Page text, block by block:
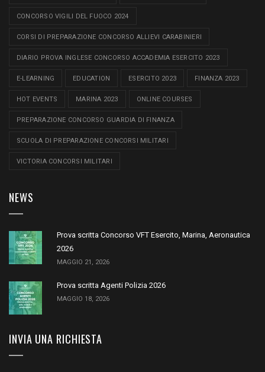
CONCORSO VIGILI DEL FUOCO 2024
CORSI DI PREPARAZIONE CONCORSO ALLIEVI CARABINIERI
DIARIO PROVA INGLESE CONCORSO ACCADEMIA ESERCITO 2023
E-LEARNING EDUCATION ESERCITO 2023 FINANZA 2023
HOT EVENTS MARINA 2023 ONLINE COURSES
PREPARAZIONE CONCORSO GUARDIA DI FINANZA
SCUOLA DI PREPARAZIONE CONCORSI MILITARI
VICTORIA CONCORSI MILITARI
NEWS
Prova scritta Concorso VFT Esercito, Marina, Aeronautica
2026
MAGGIO 21, 2026
Prova scritta Agenti Polizia 2026
MAGGIO 18, 2026
INVIA UNA RICHIESTA